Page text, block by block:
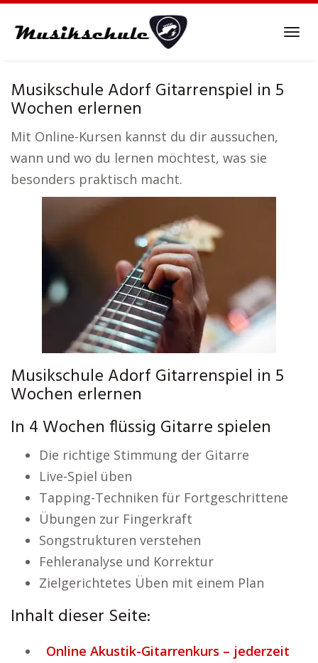
Musikschule Adorf Gitarrenspiel in 5
Wochen erlernen
Mit Online-Kursen kannst du dir aussuchen,
wann und wo du lernen möchtest, was sie
besonders praktisch macht.
Musikschule Adorf Gitarrenspiel in 5
Wochen erlernen
In 4 Wochen flüssig Gitarre spielen
Die richtige Stimmung der Gitarre
Live-Spiel üben
Tapping-Techniken für Fortgeschrittene
Übungen zur Fingerkraft
Songstrukturen verstehen
Fehleranalyse und Korrektur
Zielgerichtetes Üben mit einem Plan
Inhalt dieser Seite:
Online Akustik-Gitarrenkurs – jederzeit